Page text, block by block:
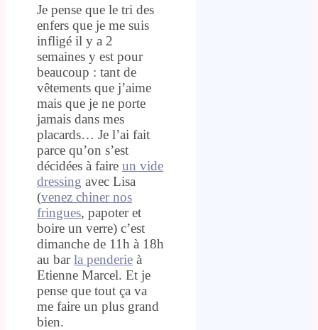
Je pense que le tri des
enfers que je me suis
infligé il y a 2
semaines y est pour
beaucoup : tant de
vêtements que j’aime
mais que je ne porte
jamais dans mes
placards… Je l’ai fait
parce qu’on s’est
décidées à faire un vide
dressing avec Lisa
(venez chiner nos
fringues, papoter et
boire un verre) c’est
dimanche de 11h à 18h
au barla penderie à
Etienne Marcel. Et je
pense que tout ça va
me faire un plus grand
bien.